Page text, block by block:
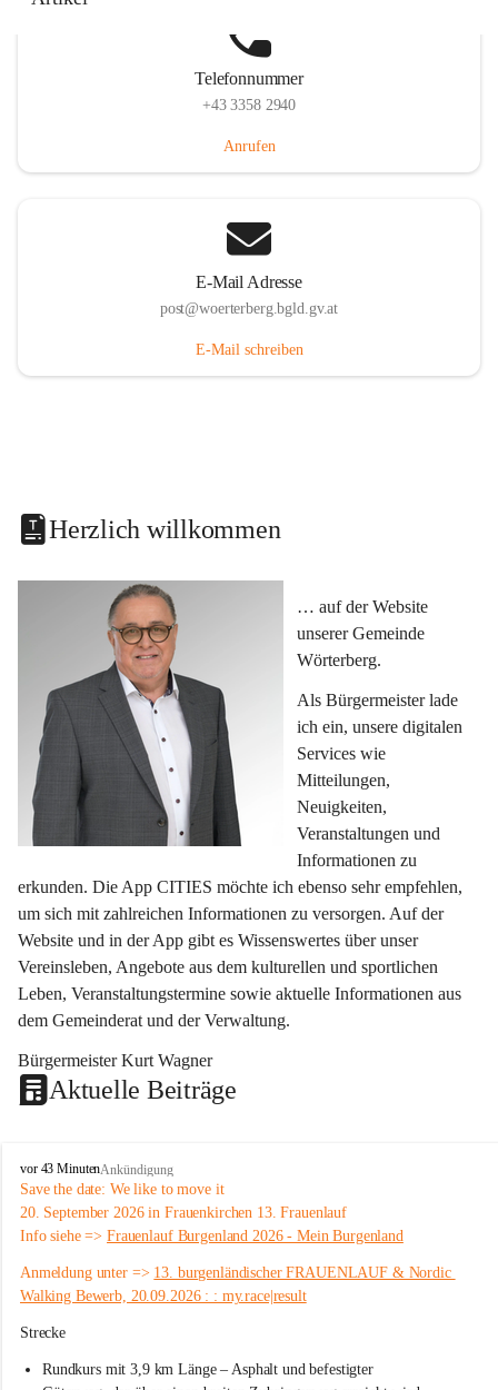
Telefonnummer
+43 3358 2940
Anrufen
E-Mail Adresse
post@woerterberg.bgld.gv.at
E-Mail schreiben
Herzlich willkommen
… auf der Website
unserer Gemeinde
Wörterberg.
Als Bürgermeister lade
ich ein, unsere digitalen
Services wie
Mitteilungen,
Neuigkeiten,
Veranstaltungen und
Informationen zu
erkunden. Die App CITIES möchte ich ebenso sehr empfehlen,
um sich mit zahlreichen Informationen zu versorgen. Auf der
Website und in der App gibt es Wissenswertes über unser
Vereinsleben, Angebote aus dem kulturellen und sportlichen
Leben, Veranstaltungstermine sowie aktuelle Informationen aus
dem Gemeinderat und der Verwaltung.
Bürgermeister Kurt Wagner
Aktuelle Beiträge
W
ö
r
t
r
b
e
r
vor 43 MinutenAnkündigung
Save the date: We like to move it
20. September 2026 in Frauenkirchen 13. Frauenlauf
Info siehe => Frauenlauf Burgenland 2026 - Mein Burgenland
Anmeldung unter => 13. burgenländischer FRAUENLAUF & Nordic
Walking Bewerb, 20.09.2026 : : my.race|result
Strecke
Rundkurs mit 3,9 km Länge – Asphalt und befestigter